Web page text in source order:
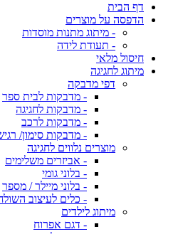
דף הבית
הדפסה על מוצרים
- מיתוג מתנות מוסדות
- תעודת לידה
חיסול מלאי
מיתוג לחגיגה
דפי מדבקה
- מדבקות לבית ספר
- מדבקות לחגיגה
- מדבקות לרכב
- מדבקות סימון/
מוצרים נלווים לחגיגה
- אביזרים משלימים
- בלוני גומי
- בלוני מיילר / מספר
- כלים לעיצוב
מיתוג לילדים
- דגם אפרוח